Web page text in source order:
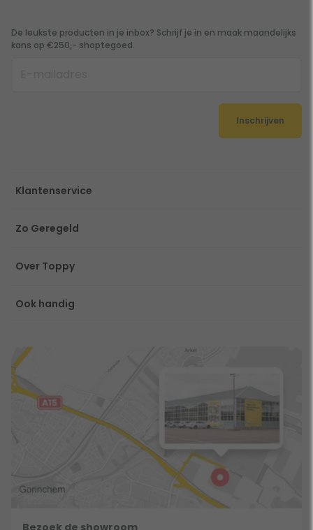
De leukste producten in je inbox? Schrijf je in en maak maandelijks
kans op €250,- shoptegoed.
Inschrijven
Klantenservice
Zo Geregeld
Over Toppy
Ook handig